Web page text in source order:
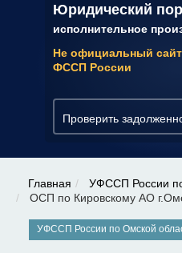
Юридический
исполнительное
Не официальный сайт
ФССП России
Проверить
Главная
УФССП России
ОСП по Кировскому АО
УФССП России по Омской